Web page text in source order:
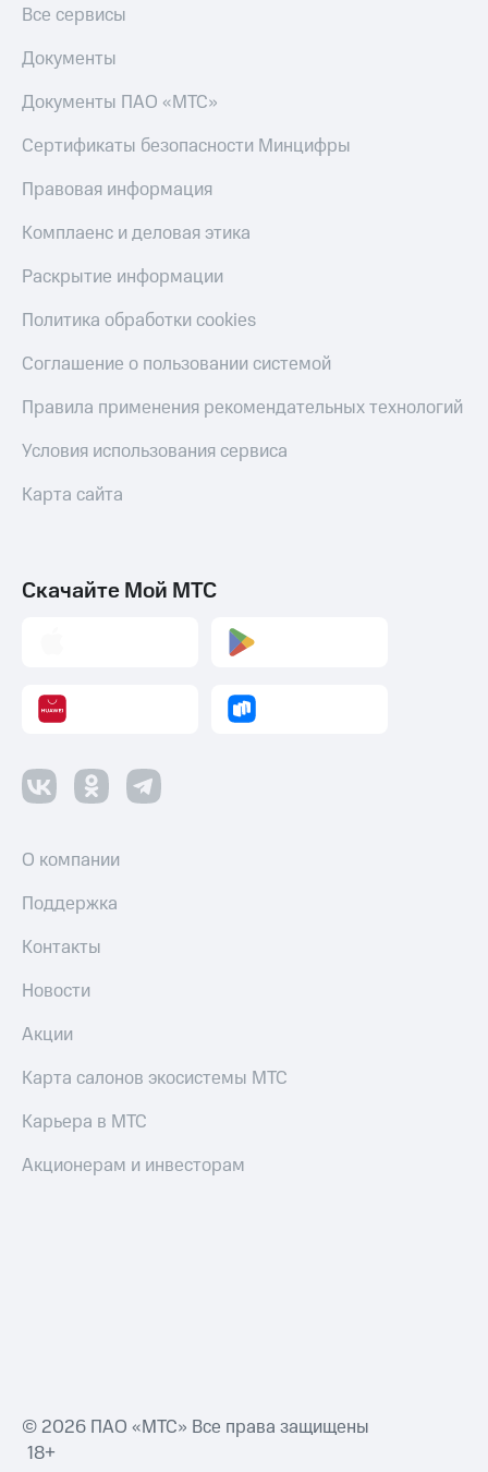
Все сервисы
Документы
Документы ПАО «МТС»
Сертификаты безопасности Минцифры
Правовая информация
Комплаенс и деловая этика
Раскрытие информации
Политика обработки cookies
Соглашение о пользовании системой
Правила применения рекомендательных технологий
Условия использования сервиса
Карта сайта
Скачайте Мой МТС
О компании
Поддержка
Контакты
Новости
Акции
Карта салонов экосистемы МТС
Карьера в МТС
Акционерам и инвесторам
© 2026 ПАО «МТС» Все права защищены
18+